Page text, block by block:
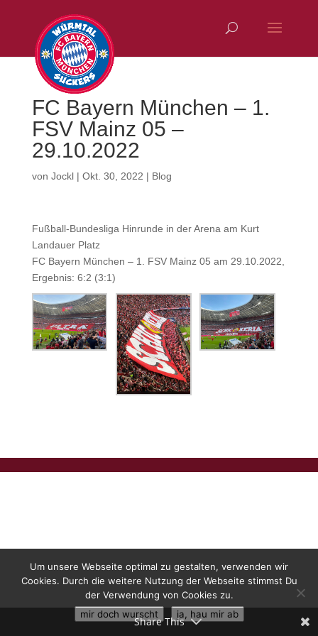
FC Bayern München – 1.
FSV Mainz 05 –
29.10.2022
von Jockl| Okt. 30, 2022 | Blog
Fußball-Bundesliga Hinrunde in der Arena am Kurt
Landauer Platz
FC Bayern München – 1. FSV Mainz 05 am 29.10.2022,
Ergebnis: 6:2 (3:1)
Share This
Um unsere Webseite optimal zu gestalten, verwenden wir
Cookies. Durch die weitere Nutzung der Webseite stimmst Du
der Verwendung von Cookies zu.
mir doch wurscht
ja, hau mir ab